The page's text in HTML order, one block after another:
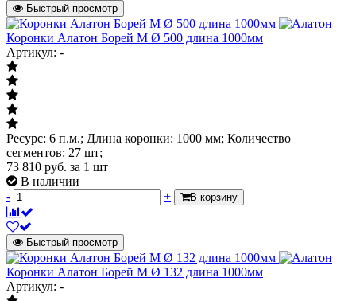
Быстрый просмотр
Коронки Алатон Борей М Ø 500 длина 1000мм
Артикул: -
Ресурс: 6 п.м.; Длина коронки: 1000 мм; Количество
сегментов: 27 шт;
73 810 руб. за 1 шт
В наличии
-
+ В корзину
Быстрый просмотр
Коронки Алатон Борей М Ø 132 длина 1000мм
Артикул: -